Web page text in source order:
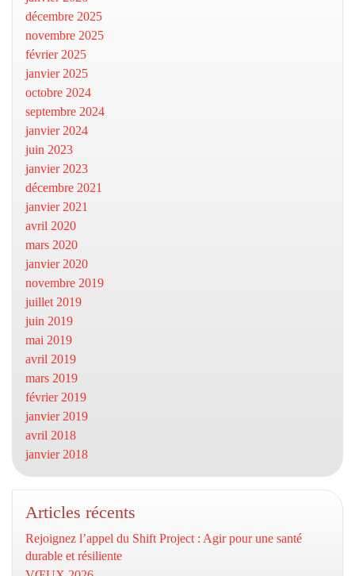
décembre 2025
novembre 2025
février 2025
janvier 2025
octobre 2024
septembre 2024
janvier 2024
juin 2023
janvier 2023
décembre 2021
janvier 2021
avril 2020
mars 2020
janvier 2020
novembre 2019
juillet 2019
juin 2019
mai 2019
avril 2019
mars 2019
février 2019
janvier 2019
avril 2018
janvier 2018
Articles récents
Rejoignez l’appel du Shift Project : Agir pour une santé
durable et résiliente